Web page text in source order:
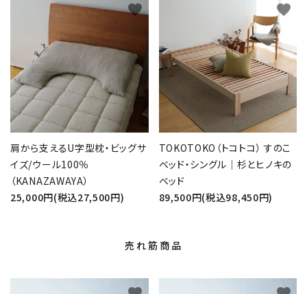
肩から支えるU字型枕・ビッグサ
イズ/ウール100％
（KANAZAWAYA）
25,000円(税込27,500円)
favorite
TOKOTOKO（トコトコ） すのこ
ベッド・シングル｜杉とヒノキの
ベッド
89,500円(税込98,450円)
favorite
売れ筋商品